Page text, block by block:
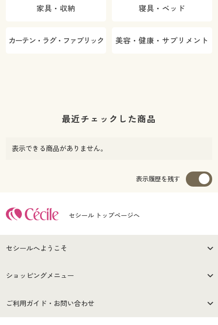
家具・収納 寝具・ベッド
カーテン・ラグ・ファブリック 美容・健康・サプリメント
最近チェックした商品
表示できる商品がありません。
表示履歴を残す
セシール トップページへ
セシールへようこそ
はじめての方へ
セシールご利用規約
ショッピングメニュー
商品カテゴリ
ご利用ガイド・お問い合わせ